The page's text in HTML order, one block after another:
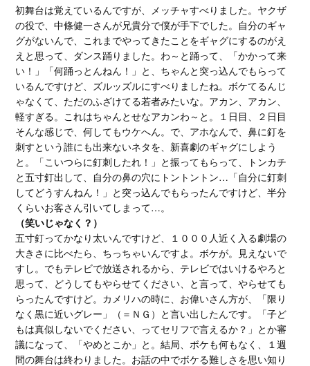
初舞台は覚えているんですが、メッチャすべりました。ヤクザ
の役で、中條健一さんが兄貴分で僕が手下でした。自分のギャ
グがないんで、これまでやってきたことをギャグにするのがえ
えと思って、ダンス踊りました。わ～と踊って、「かかって来
い！」「何踊っとんねん！」と、ちゃんと突っ込んでもらって
いるんですけど、ズルッズルにすべりましたね。ボケてるんじ
ゃなくて、ただのふざけてる若者みたいな。アカン、アカン、
軽すぎる。これはちゃんとせなアカンわ～と。１日目、２日目
そんな感じで、何してもウケへん。で、アホなんで、鼻に釘を
刺すという誰にも出来ないネタを、新喜劇のギャグにしよう
と。「こいつらに釘刺したれ！」と振ってもらって、トンカチ
と五寸釘出して、自分の鼻の穴にトントントン…「自分に釘刺
してどうすんねん！」と突っ込んでもらったんですけど、半分
くらいお客さん引いてしまって…。
（笑いじゃなく？）
五寸釘ってかなり太いんですけど、１０００人近く入る劇場の
大きさに比べたら、ちっちゃいんですよ。ボケが。見えないで
すし。でもテレビで放送されるから、テレビではいけるやろと
思って、どうしてもやらせてください、と言って、やらせても
らったんですけど。カメリハの時に、お偉いさん方が、「限り
なく黒に近いグレー」（＝ＮＧ）と言い出したんです。「子ど
もは真似しないでください、ってセリフで言えるか？」とか審
議になって、「やめとこか」と。結局、ボケも何もなく、１週
間の舞台は終わりました。お話の中でボケる難しさを思い知り